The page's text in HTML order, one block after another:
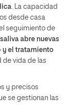
. La capacidad
desde casa
seguimiento de
abre nuevas
y el tratamiento
de vida de las
y precisos
se gestionan las